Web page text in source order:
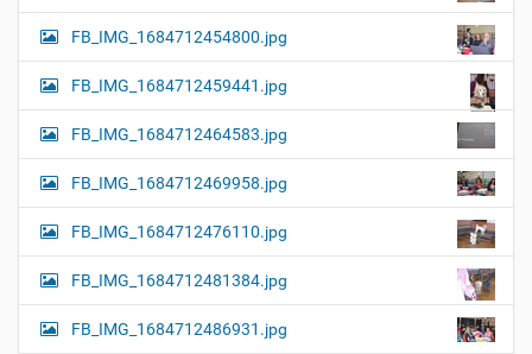
FB_IMG_1684712454800.jpg
FB_IMG_1684712459441.jpg
FB_IMG_1684712464583.jpg
FB_IMG_1684712469958.jpg
FB_IMG_1684712476110.jpg
FB_IMG_1684712481384.jpg
FB_IMG_1684712486931.jpg